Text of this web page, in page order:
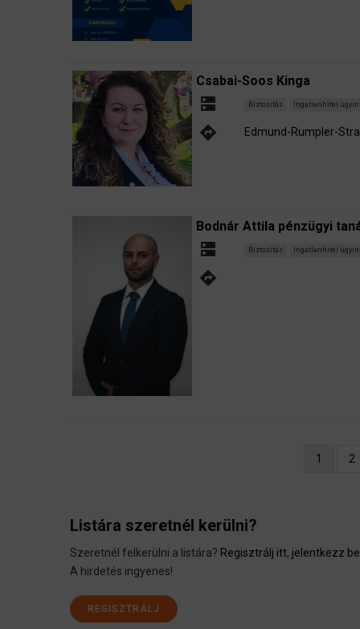
Csabai-Soos Kinga
dns Biztosítás Ingatlanhitel
directions Edmund-Rumpler-
Bodnár Attila pénzügyi
dns Biztosítás Ingatlanhitel
directions
Jelenlegi
1 2
Listára szeretnél kerülni?
Szeretnél felkerülni a listára? Regisztrálj itt, jelentkezz
A hirdetés ingyenes!
REGISZTRÁLJ